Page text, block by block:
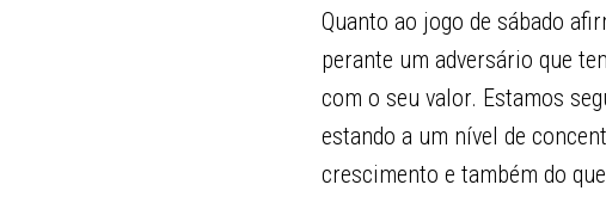
Quanto ao jogo de sábado
perante um adversário que
com o seu valor. Estamos
estando a um nível de
crescimento e também do